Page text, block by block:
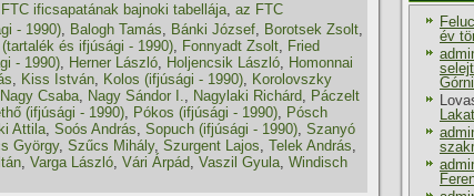
ificsapatának bajnoki tabellája, az FTC
- 1990), Balogh Tamás, Bánki József, Borotsek Zsolt,
(tartalék és ifjúsági - 1990), Fonnyadt Zsolt, Fried
- 1990), Herner László, Holjencsik László, Homonnai
, Kiss István, Kolos (ifjúsági - 1990), Korolovszky
Nagy Csaba, Nagy Sándor I., Nagylaki Richárd, Páczelt
(ifjúsági - 1990), Pókos (ifjúsági - 1990), Pósch
Attila, Soós András, Sopuch (ifjúsági - 1990), Szanyó
György, Szűcs Mihály, Szurgent Lajos, Telek András,
, Varga László, Vári Árpád, Vaszil Gyula, Windisch
év